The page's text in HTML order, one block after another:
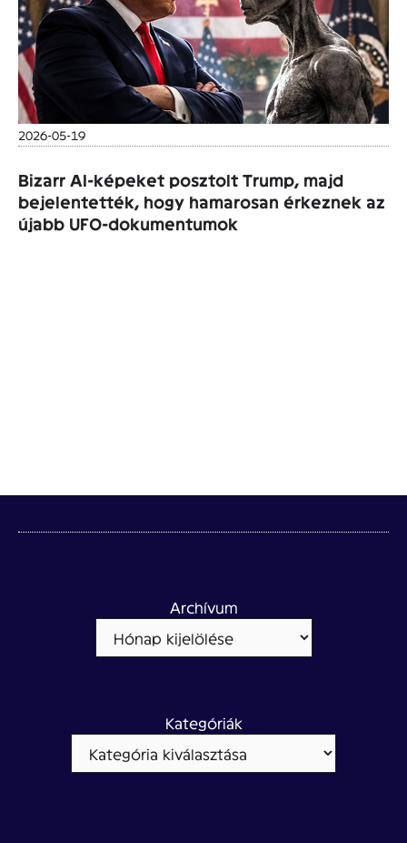
2026-05-19
Bizarr AI-képeket posztolt Trump, majd
bejelentették, hogy hamarosan érkeznek az
újabb UFO-dokumentumok
Archívum
Kategóriák